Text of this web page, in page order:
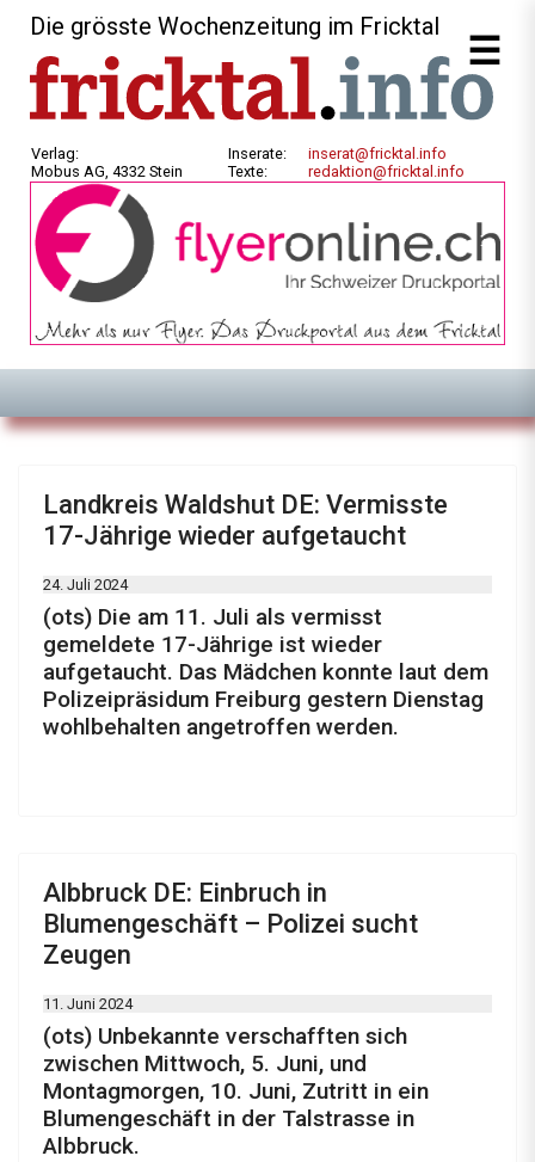
Die grösste Wochenzeitung im Fricktal
Verlag:
Mobus AG, 4332 Stein
Inserate:
Texte:
inserat@fricktal.info
redaktion@fricktal.info
Landkreis Waldshut DE: Vermisste
17-Jährige wieder aufgetaucht
24. Juli 2024
(ots) Die am 11. Juli als vermisst
gemeldete 17-Jährige ist wieder
aufgetaucht. Das Mädchen konnte laut dem
Polizeipräsidum Freiburg gestern Dienstag
wohlbehalten angetroffen werden.
Albbruck DE: Einbruch in
Blumengeschäft – Polizei sucht
Zeugen
11. Juni 2024
(ots) Unbekannte verschafften sich
zwischen Mittwoch, 5. Juni, und
Montagmorgen, 10. Juni, Zutritt in ein
Blumengeschäft in der Talstrasse in
Albbruck.